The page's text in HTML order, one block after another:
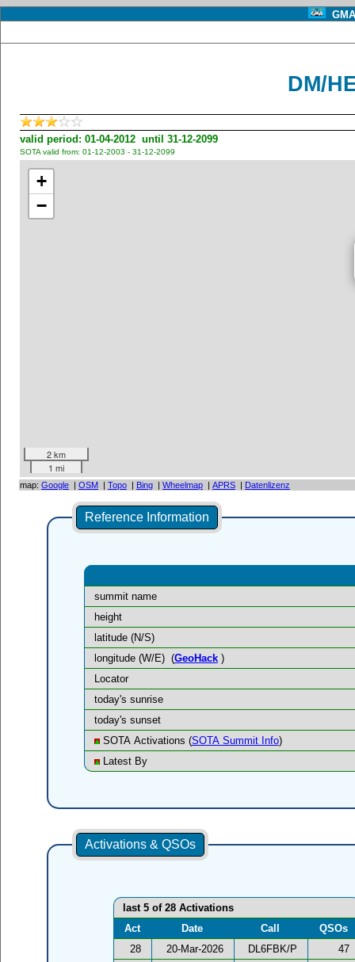
DM/
valid period: 01-04-2012 until 31-12-2099
SOTA valid from: 01-12-2003 - 31-12-2099
+
−
2 km
1 mi
map: Google | OSM | Topo | Bing | Wheelmap | APRS | Datenlizenz
Reference Information
summit name
height
latitude (N/S)
longitude (W/E) (GeoHack)
Locator
today's sunrise
today's sunset
SOTA Activations (SOTA Summit Info)
Latest By
Activations & QSOs
last 5 of 28 Activations
Act
Date Call
QSOs
28
20-Mar-2026 DL6FBK/P
47